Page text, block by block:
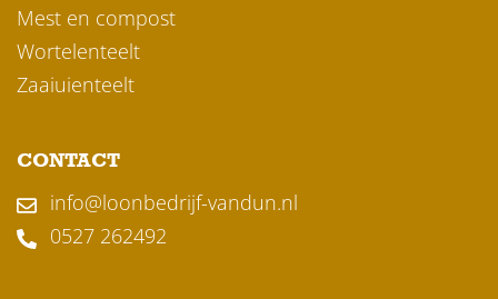
Mest en compost
Wortelenteelt
Zaaiuienteelt
CONTACT
info@loonbedrijf-vandun.nl
0527 262492